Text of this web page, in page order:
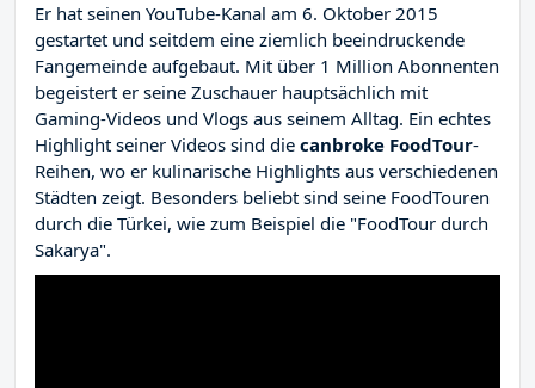
Er hat seinen YouTube-Kanal am 6. Oktober 2015
gestartet und seitdem eine ziemlich beeindruckende
Fangemeinde aufgebaut. Mit über 1 Million Abonnenten
begeistert er seine Zuschauer hauptsächlich mit
Gaming-Videos und Vlogs aus seinem Alltag. Ein echtes
Highlight seiner Videos sind die canbroke FoodTour-
Reihen, wo er kulinarische Highlights aus verschiedenen
Städten zeigt. Besonders beliebt sind seine FoodTouren
durch die Türkei, wie zum Beispiel die "FoodTour durch
Sakarya".